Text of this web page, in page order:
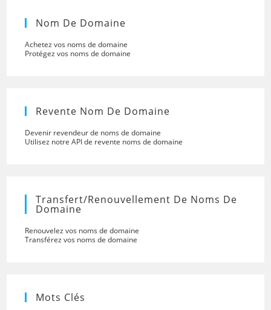
Nom De Domaine
Achetez vos noms de domaine
Protégez vos noms de domaine
Revente Nom De Domaine
Devenir revendeur de noms de domaine
Utilisez notre API de revente noms de domaine
Transfert/renouvellement De Noms De
Domaine
Renouvelez vos noms de domaine
Transférez vos noms de domaine
Mots Clés